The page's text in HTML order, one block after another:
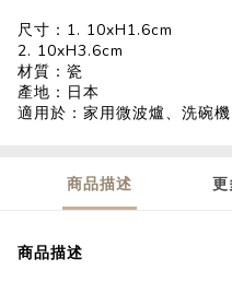
尺寸：1. 10xH1.6cm
2. 10xH3.6cm
材質：瓷
產地：日本
適用於：家用微波爐、洗碗機
商品描述 更
商品描述